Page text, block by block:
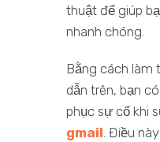
thuật để giúp
nhanh chóng.
Bằng cách làm
dẫn trên, bạn
phục sự cố khi
gmail. Điều